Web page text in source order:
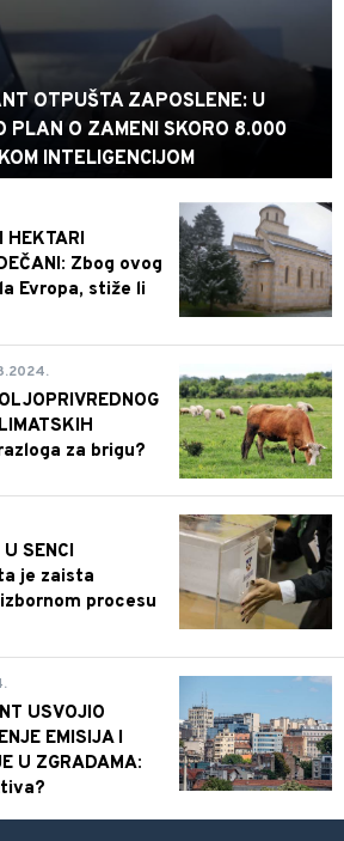
OTPUŠTA ZAPOSLENE: U
PLAN O ZAMENI SKORO 8.000
INTELIGENCIJOM
HEKTARI
Zbog ovog
Evropa, stiže li
za brigu?
SENCI
je zaista
procesu
USVOJIO
EMISIJA I
U ZGRADAMA: